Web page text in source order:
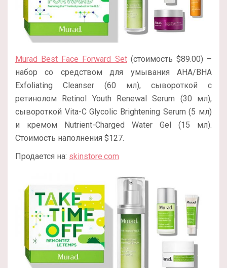
Murad Best Face Forward Set(стоимость $89.00) –
набор со средством для умывания AHA/BHA
Exfoliating Cleanser (60 мл), сывороткой с
ретинолом Retinol Youth Renewal Serum (30 мл),
сывороткой Vita-C Glycolic Brightening Serum (5 мл)
и кремом Nutrient-Charged Water Gel (15 мл).
Стоимость наполнения $127.
Продается на: skinstore.com